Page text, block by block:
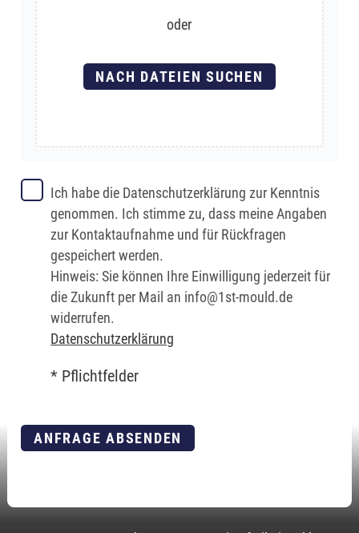
oder
NACH DATEIEN SUCHEN
Ich habe die Datenschutzerklärung zur Kenntnis
genommen. Ich stimme zu, dass meine Angaben
zur Kontaktaufnahme und für Rückfragen
gespeichert werden.
Hinweis: Sie können Ihre Einwilligung jederzeit für
die Zukunft per Mail an info@1st-mould.de
widerrufen.
Datenschutzerklärung
* Pflichtfelder
ANFRAGE ABSENDEN